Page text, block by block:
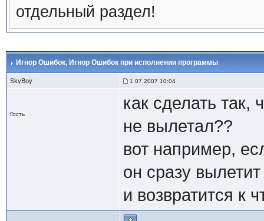
отдельный раздел!
Игнор Ошибок, Игнор Ошибок при исполнении программы
SkyBoy 1.07.2007 10:04
Гость
как сделать
не вылетал??
вот например,
он сразу
и возвратится к